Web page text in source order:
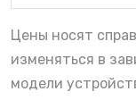
Цены носят
изменяться в
модели